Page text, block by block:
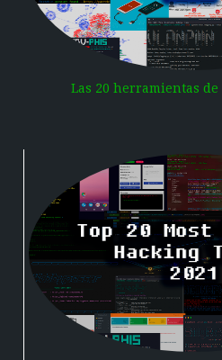
Las 20 herramientas de